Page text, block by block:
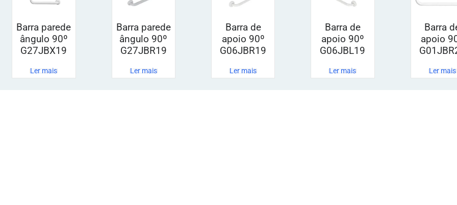
Barra parede
ângulo 90º
G27JBX19
Ler mais
Barra parede
ângulo 90º
G27JBR19
Ler mais
Barra de
apoio 90º
G06JBR19
Ler mais
Barra de
apoio 90º
G06JBL19
Ler mais
Barra
apoio
Ler mais